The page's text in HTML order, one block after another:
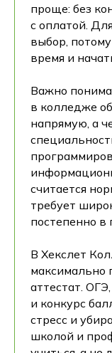
проще: без
с оплатой.
выбор,
время и
Важно
в колледже
напрямую, а
считается
требует
постепенно в
В Хекслет
максимально
аттестат.
и конкурс
стресс и
школой и